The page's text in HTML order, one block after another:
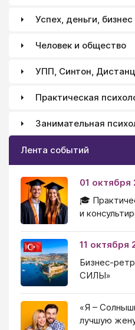
Успех, деньги, бизнес
Человек и общество
УПП, Синтон,
Практическая
Занимательная
Лента событий
01 октября
🎓
и
11 октября
Бизнес-
СИЛЫ»
«Я –
лучшую